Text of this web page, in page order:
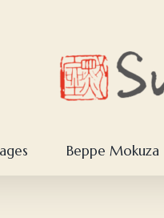
Beppe Mokuza